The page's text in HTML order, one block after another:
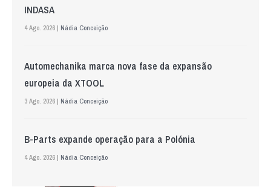
INDASA
4 Ago. 2026 | Nádia Conceição
Automechanika marca nova fase da expansão
europeia da XTOOL
3 Ago. 2026 | Nádia Conceição
B-Parts expande operação para a Polónia
4 Ago. 2026 | Nádia Conceição